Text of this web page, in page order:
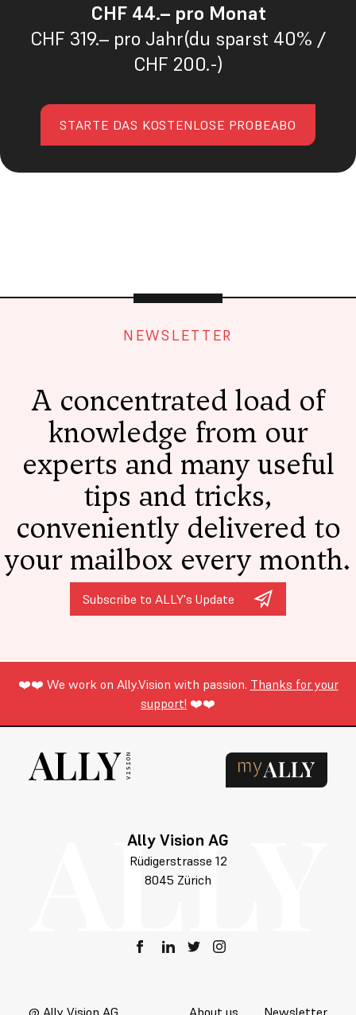
CHF 44.– pro Monat
CHF 319.– pro Jahr(du sparst 40% /
CHF 200.-)
STARTE DAS KOSTENLOSE PROBEABO
NEWSLETTER
A concentrated load of
knowledge from our
experts and many useful
tips and tricks,
conveniently delivered to
your mailbox every month.
Subscribe to ALLY's Update
❤️❤️ We work on Ally.Vision with passion. Thanks for your
support! ❤️❤️
Ally Vision AG
Rüdigerstrasse 12
8045 Zürich